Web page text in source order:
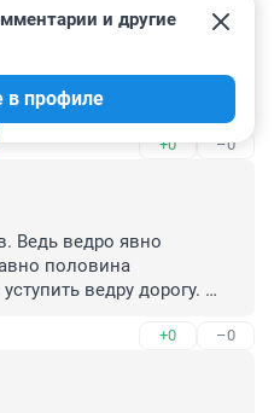
отправить. Явные
"терпилы".
+0 –0
и другие
в профиле
Ведь ведро явно
половина
ведру дорогу.
+0 –0